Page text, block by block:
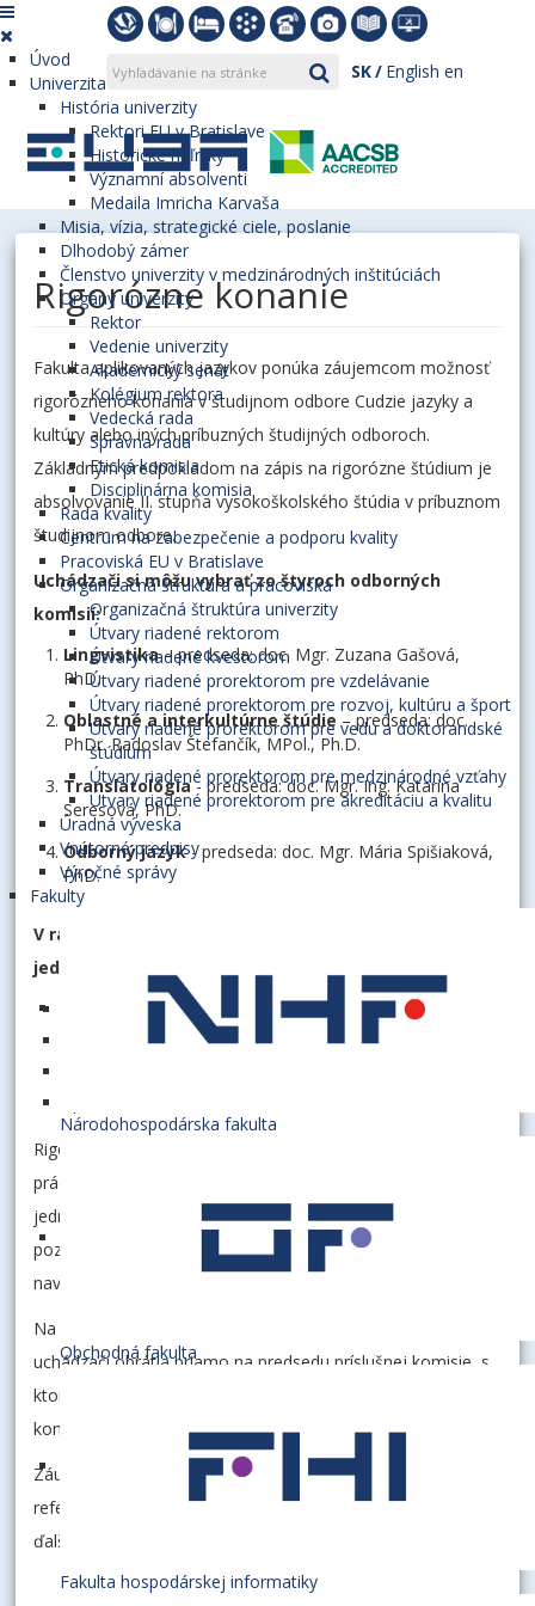
SK English en
Úvod
Univerzita
História univerzity
Rektori EU v Bratislave
Historické míľniky
Významní absolventi
Medaila Imricha Karvaša
Misia, vízia, strategické ciele, poslanie
Dlhodobý zámer
Členstvo univerzity v medzinárodných inštitúciách
Orgány univerzity
Rektor
Vedenie univerzity
Akademický senát
Kolégium rektora
Vedecká rada
Správna rada
Etická komisia
Disciplinárna komisia
Rada kvality
Centrum na zabezpečenie a podporu kvality
Pracoviská EU v Bratislave
Organizačná štruktúra a pracoviská
Organizačná štruktúra univerzity
Útvary riadené rektorom
Útvary riadené kvestorom
Útvary riadené prorektorom pre vzdelávanie
Útvary riadené prorektorom pre rozvoj, kultúru a šport
Útvary riadené prorektorom pre vedu a doktorandské
štúdium
Útvary riadené prorektorom pre medzinárodné vzťahy
Útvary riadené prorektorom pre akreditáciu a kvalitu
Úradná výveska
Vnútorné predpisy
Výročné správy
Fakulty
Národohospodárska fakulta
Obchodná fakulta
Fakulta hospodárskej informatiky
Rigorózne konanie
Fakulta aplikovaných jazykov ponúka záujemcom možnosť
rigorózneho konania v študijnom odbore Cudzie jazyky a
kultúry alebo iných príbuzných študijných odboroch.
Základným predpokladom na zápis na rigorózne štúdium je
absolvovanie II. stupňa vysokoškolského štúdia v príbuznom
študijnom odbore.
Uchádzači si môžu vybrať zo štyroch odborných
komisií:
Lingvistika– predseda: doc. Mgr. Zuzana Gašová,
PhD.
Oblastné a interkultúrne štúdie – predseda: doc.
PhDr. Radoslav Štefančík, MPol., Ph.D.
Translatológia- predseda: doc. Mgr. Ing. Katarína
Seresová, PhD.
Odborný jazyk- predseda: doc. Mgr. Mária Spišiaková,
PhD.
V rámci každej odbornej komisie je možné zvoliť si
jeden z týchto jazykov:
Rigorózne konanie pozostáva z vypracovania rigoróznej
práce a jej obhajoby vo zvolenom jazyku, na tému v rámci
jednej z odborných komisií a z rigoróznej skúšky, ktorá
pozostáva z povinného a voliteľného predmetu
navrhnutého odbornou komisiou.
Na základe rozhodnutia dekana FAJ o prijatí prihlášky sa
uchádzači obrátia priamo na predsedu príslušnej komisie, s
ktorým si dohodnú ďalší postup a priebeh rigorózneho
konania.
Záujemcovia o rigorózne konanie sa môžu obrátiť aj na
referenta pre vedu a rigorózne konanie, ktorý zodpovie na
ďalšie prípadné otázky.